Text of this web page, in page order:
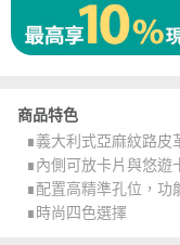
商品特色
∎義大利式亞麻紋路皮
∎內側可放卡片與悠遊
∎配置高精準孔位，功
∎時尚四色選擇